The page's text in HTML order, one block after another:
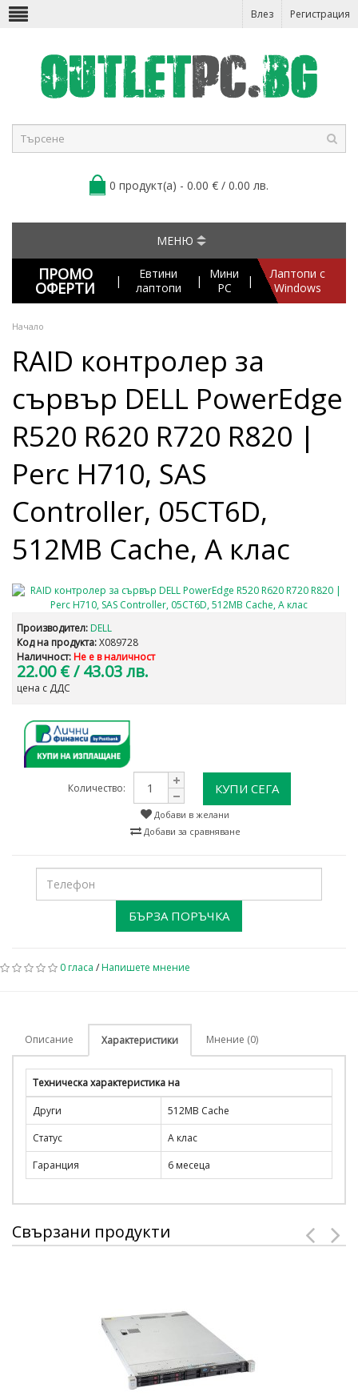
Влез Регистрация
0 продукт(а) - 0.00 € / 0.00 лв.
МЕНЮ
ПРОМО
ОФЕРТИ |
Евтини
лаптопи
|
Мини
PC
|
Лаптопи с
Windows
Начало
RAID контролер за
сървър DELL PowerEdge
R520 R620 R720 R820 |
Perc H710, SAS
Controller, 05CT6D,
512MB Cache, А клас
Производител: DELL
Код на продукта:X089728
Наличност: Не е в наличност
22.00 €/ 43.03 лв.
цена с ДДС
Количество: КУПИ СЕГА
Добави в желани
Добави за сравняване
БЪРЗА ПОРЪЧКА
0 гласа /Напишете мнение
Описание Характеристики Мнение (0)
Техническа характеристика на
Други
512MB Cache
Статус
А клас
Гаранция
6 месеца
Свързани продукти